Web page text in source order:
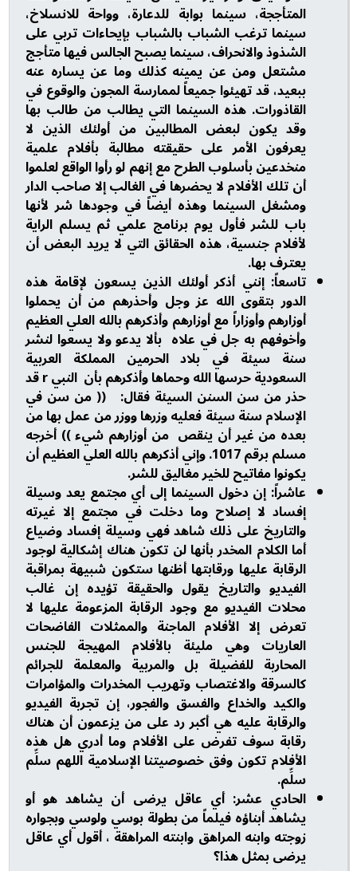
المتأججة، سينما بوابة للدعارة، وواحة للانسلاخ،
سينما ترغب الشباب بالشباب بإيحاءات تربي على
الشذوذ والانحراف، سينما يصبح الجالس فيها متأجج
مشتعل ومن عن يمينه كذلك وما عن يساره عنه
ببعيد، قد تهيئوا جميعاً لممارسة المجون والوقوع في
القاذورات. هذه السينما التي يطالب من طالب بها
وقد يكون لبعض المطالبين من أولئك الذين لا
يعرفون الأمر على حقيقته مطالبة بأفلام علمية
منخدعين بأسلوب الطرح مع إنهم لو رأوا الواقع لعلموا
أن تلك الأفلام لا يحضرها في الغالب إلا صاحب الدار
ومشغل السينما وهذه أيضاً في وجودها شر لأنها
باب للشر فأول يوم برنامج علمي ثم يسلم الراية
لأفلام جنسية، هذه الحقائق التي لا يريد البعض أن
يعترف بها.
تاسعاً: إنني أذكر أولئك الذين يسعون لإقامة هذه
الدور بتقوى الله عز وجل وأحذرهم من أن يحملوا
أوزارهم وأوزاراً مع أوزارهم وأذكرهم بالله العلي العظيم
وأخوفهم به جل في علاه بألا يدعو ولا يسعوا لنشر
سنة سيئة في بلاد الحرمين المملكة العربية
السعودية حرسها الله وحماها وأذكرهم بأن النبي r قد
حذر من سن السنن السيئة فقال: (( من سن في
الإسلام سنة سيئة فعليه وزرها ووزر من عمل بها من
بعده من غير أن ينقص من أوزارهم شيء )) أخرجه
مسلم برقم 1017. وإني أذكرهم بالله العلي العظيم أن
يكونوا مفاتيح للخير مغاليق للشر.
عاشراً: إن دخول السينما إلى أي مجتمع يعد وسيلة
إفساد لا إصلاح وما دخلت في مجتمع إلا غيرته
والتاريخ على ذلك شاهد فهي وسيلة إفساد وضياع
أما الكلام المخدر بأنها لن تكون هناك إشكالية لوجود
الرقابة عليها ورقابتها أظنها ستكون شبيهة بمراقبة
الفيديو والتاريخ يقول والحقيقة تؤيده إن غالب
محلات الفيديو مع وجود الرقابة المزعومة عليها لا
تعرض إلا الأفلام الماجنة والممثلات الفاضحات
العاريات وهي مليئة بالأفلام المهيجة للجنس
المحاربة للفضيلة بل والمربية والمعلمة للجرائم
كالسرقة والاغتصاب وتهريب المخدرات والمؤامرات
والكيد والخداع والفسق والفجور، إن تجربة الفيديو
والرقابة عليه هي أكبر رد على من يزعمون أن هناك
رقابة سوف تفرض على الأفلام وما أدري هل هذه
الأفلام تكون وفق خصوصيتنا الإسلامية اللهم سلِّم
سلِّم.
الحادي عشر: أي عاقل يرضى أن يشاهد هو أو
يشاهد أبناؤه فيلماً من بطولة بوسي ولوسي وبجواره
زوجته وابنه المراهق وابنته المراهقة ، أقول أي عاقل
يرضى بمثل هذا؟